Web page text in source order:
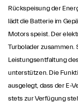
Rückspeisung der
lädt die Batterie im
Motors speist. Der
Turbolader zusammen.
Leistungsentfaltung
unterstützen. Die
ausgelegt, dass der E-
stets zur Verfügung